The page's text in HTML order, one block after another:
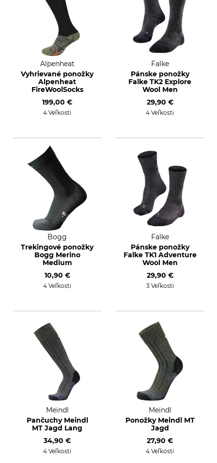
Alpenheat
Vyhrievané ponožky
Alpenheat
FireWoolSocks
199,00 €
4 Veľkosti
Falke
Pánske ponožky
Falke TK2 Explore
Wool Men
29,90 €
4 Veľkosti
Bogg
Trekingové ponožky
Bogg Merino
Medium
10,90 €
4 Veľkosti
Falke
Pánske ponožky
Falke TK1 Adventure
Wool Men
29,90 €
3 Veľkosti
Meindl
Pančuchy Meindl
MT Jagd Lang
34,90 €
4 Veľkosti
Meindl
Ponožky Meindl MT
Jagd
27,90 €
4 Veľkosti